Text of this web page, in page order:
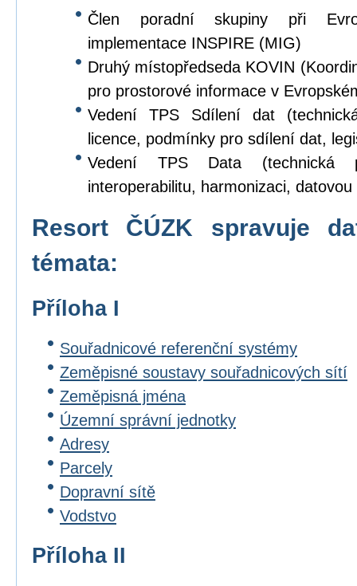
Člen poradní skupiny při
implementace INSPIRE (MIG)
Druhý místopředseda KOVIN
pro prostorové informace v
Vedení TPS Sdílení dat
licence, podmínky pro sdílení dat,
Vedení TPS Data (technická
interoperabilitu, harmonizaci,
Resort ČÚZK spravuje
témata:
Příloha I
Souřadnicové referenční systémy
Zeměpisné soustavy souřadnicových sítí
Zeměpisná jména
Územní správní jednotky
Adresy
Parcely
Dopravní sítě
Vodstvo
Příloha II